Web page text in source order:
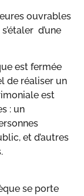
ouvrables
d’une
est fermée
de réaliser un
est
: un
et d’autres
se porte